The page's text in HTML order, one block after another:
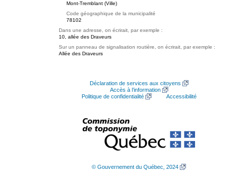
Mont-Tremblant (Ville)
Code géographique de la municipalité
78102
Dans une adresse, on écrirait, par exemple :
10, allée des Draveurs
Sur un panneau de signalisation routière, on écrirait, par exemple :
Allée des Draveurs
Déclaration de services aux citoyens
Accès à l’information
Politique de confidentialité
Accessibilité
© Gouvernement du Québec, 2024